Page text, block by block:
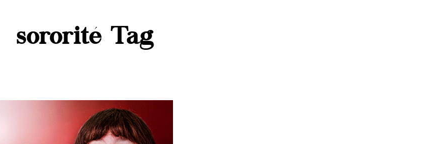
sororité Tag
ROUGE PIMENT